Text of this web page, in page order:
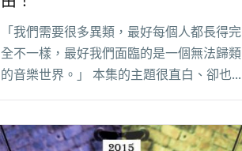
「我們需要很多異類，最好每個人都長得完
全不一樣，最好我們面臨的是一個無法歸類
的音樂世界。」 本集的主題很直白、卻也
深刻沉重，「我們都想要自由」這句話說來
單）然而，世界上一直都有不少人為了這兩